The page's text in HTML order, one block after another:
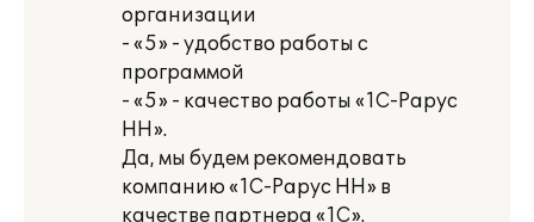
организации
- «5» - удобство работы с
программой
- «5» - качество работы «1С-Рарус
НН».
Да, мы будем рекомендовать
компанию «1С-Рарус НН» в
качестве партнера «1С».